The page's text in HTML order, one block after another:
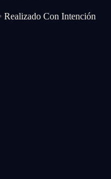
Realizado Con Intención